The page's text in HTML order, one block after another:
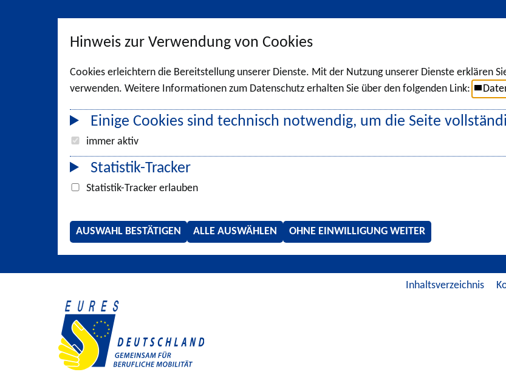
Hinweis zur Verwendung von Cookies
Cookies erleichtern die Bereitstellung unserer Dienste. Mit der Nutzung unserer Dienste erklären
verwenden. Weitere Informationen zum Datenschutz erhalten Sie über den folgenden Link:
Einige Cookies sind technisch notwendig, um die Seite
immer aktiv
Statistik-Tracker
Statistik-Tracker erlauben
AUSWAHL BESTÄTIGEN ALLE AUSWÄHLEN OHNE EINWILLIGUNG WEITER
Inhaltsverzeichnis